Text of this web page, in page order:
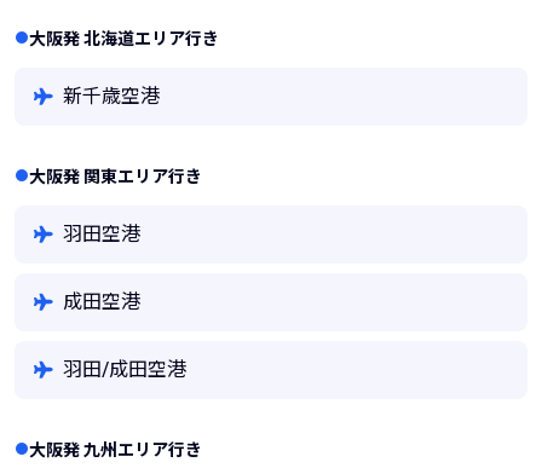
大阪発 北海道エリア行き
新千歳空港
大阪発 関東エリア行き
羽田空港
成田空港
羽田/成田空港
大阪発 九州エリア行き